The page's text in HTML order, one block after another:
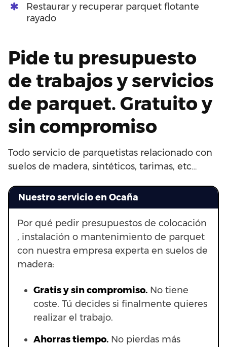
Restaurar y recuperar parquet flotante
rayado
Pide tu presupuesto
de trabajos y servicios
de parquet. Gratuito y
sin compromiso
Todo servicio de parquetistas relacionado con
suelos de madera, sintéticos, tarimas, etc…
Nuestro servicio en Ocaña
Por qué pedir presupuestos de colocación
, instalación o mantenimiento de parquet
con nuestra empresa experta en suelos de
madera:
Gratis y sin compromiso. No tiene
coste. Tú decides si finalmente quieres
realizar el trabajo.
Ahorras tiempo. No pierdas más